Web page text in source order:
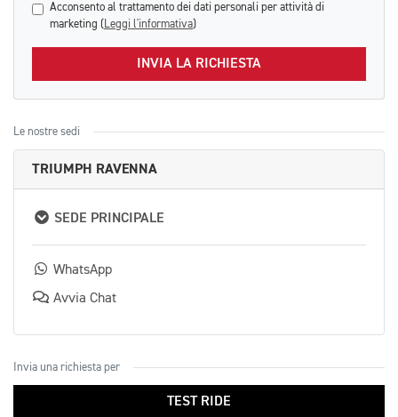
Acconsento al trattamento dei dati personali per attività di
marketing ( Leggi l'informativa)
INVIA LA RICHIESTA
Le nostre sedi
TRIUMPH RAVENNA
SEDE PRINCIPALE
WhatsApp
Avvia Chat
Invia una richiesta per
TEST RIDE